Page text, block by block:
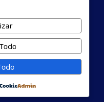
De Formación
La Revista
Rivera.
Política